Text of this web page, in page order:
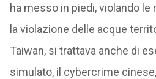
ha messo in piedi, violando le
la violazione delle acque
Taiwan, si trattava anche di
simulato, il cybercrime